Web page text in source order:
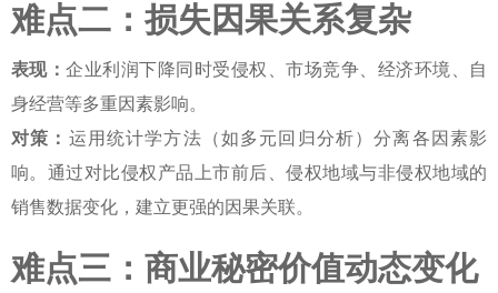
难点二：损失因果关系复杂
表现：企业利润下降同时受侵权、市场竞争、经济环境、自
身经营等多重因素影响。
对策： 运用统计学方法（如多元回归分析）分离各因素影
响。通过对比侵权产品上市前后、侵权地域与非侵权地域的
销售数据变化，建立更强的因果关联。
难点三：商业秘密价值动态变化